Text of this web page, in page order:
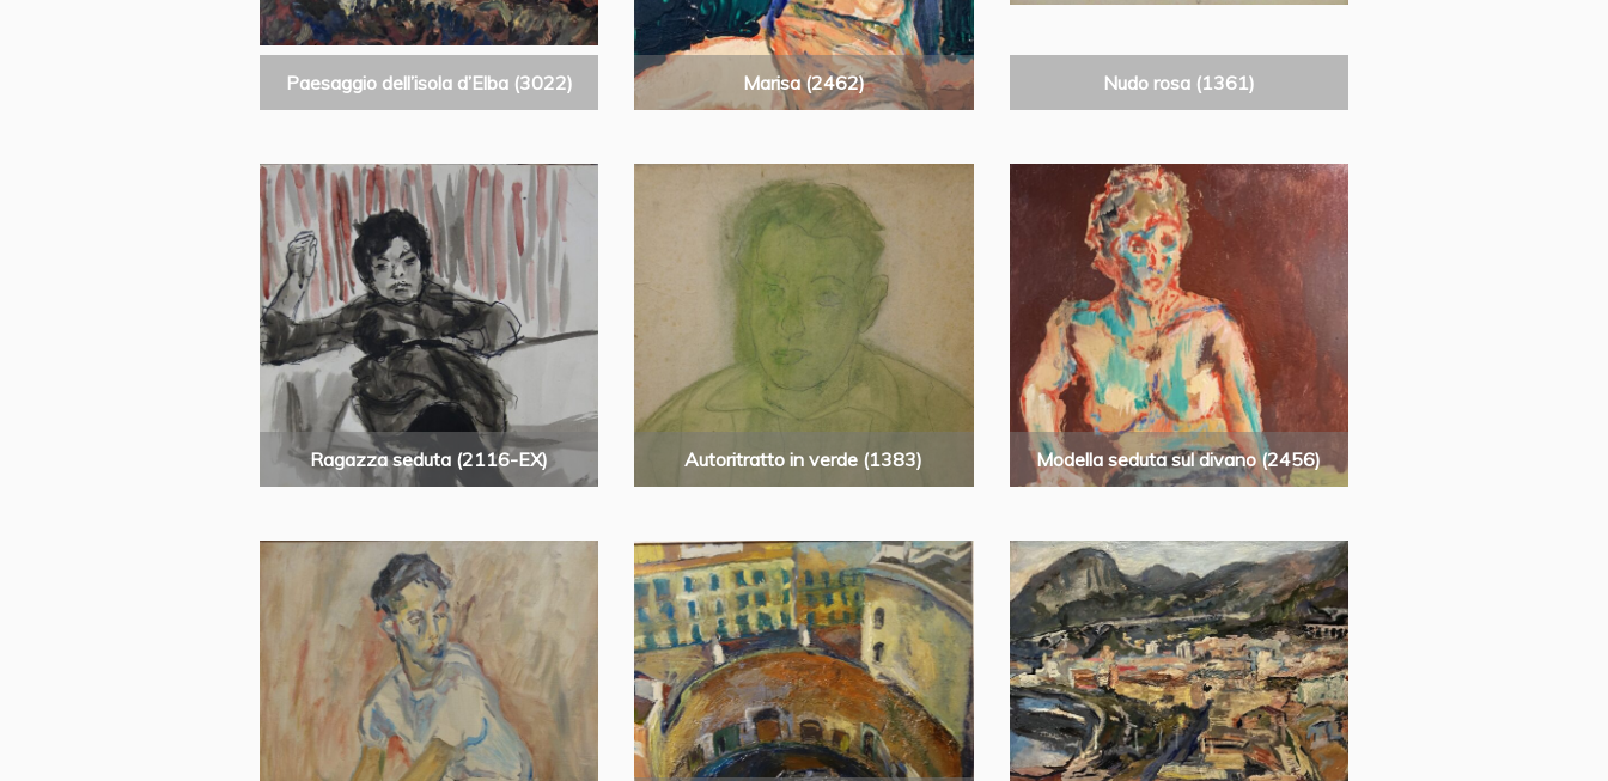
Paesaggio dell’isola d’Elba (3022) Marisa (2462) Nudo rosa (1361)
Ragazza seduta (2116-EX) Autoritratto in verde (1383) Modella seduta sul divano (2456)